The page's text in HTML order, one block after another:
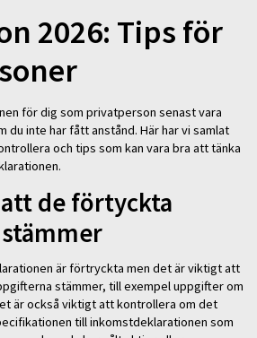
2026: Tips för
för dig som privatperson senast vara
du inte har fått anstånd. Här har vi samlat
och tips som kan vara bra att tänka
de förtyckta
är förtryckta men det är viktigt att
stämmer, till exempel uppgifter om
är också viktigt att kontrollera om det
till inkomstdeklarationen som